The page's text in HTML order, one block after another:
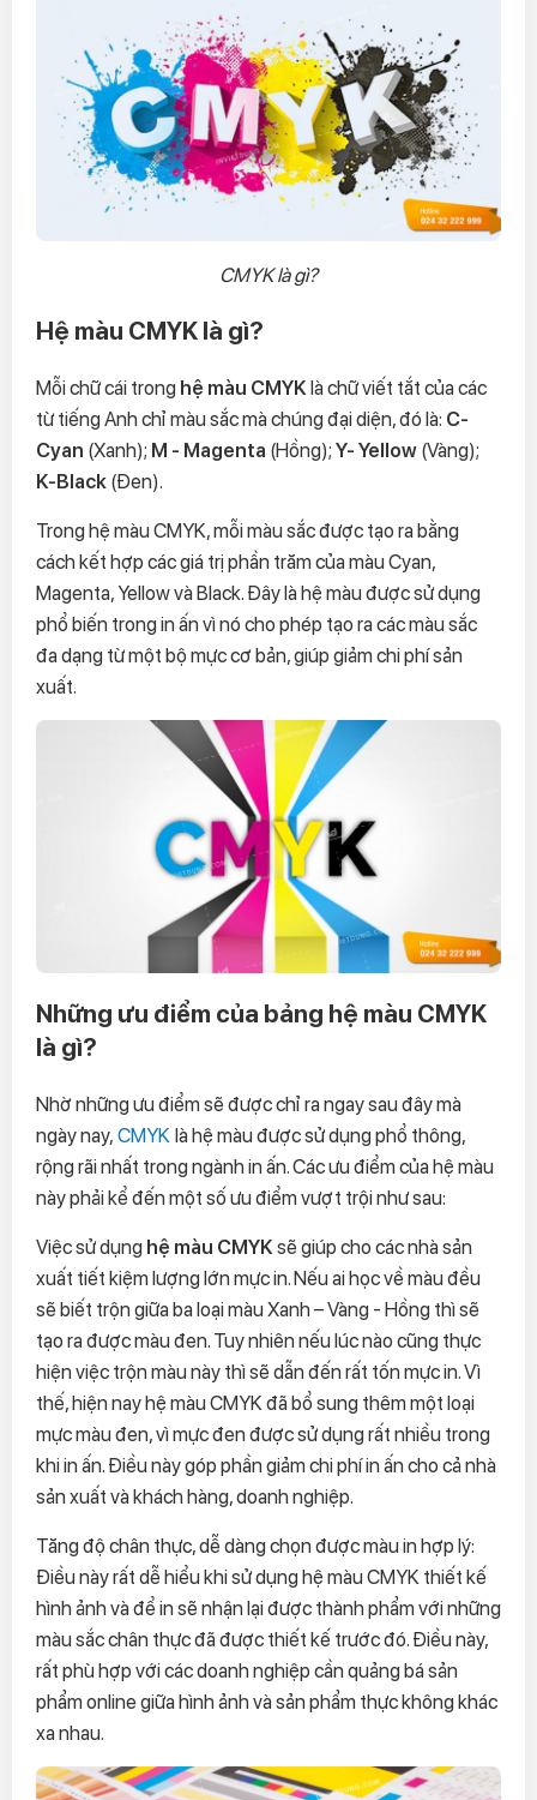
CMYK là gì?
Hệ màu CMYK là gì?
Mỗi chữ cái trong hệ màu CMYKlà chữ viết tắt của các
từ tiếng Anh chỉ màu sắc mà chúng đại diện, đó là: C-
Cyan (Xanh); M - Magenta (Hồng); Y- Yellow (Vàng);
K-Black (Đen).
Trong hệ màu CMYK, mỗi màu sắc được tạo ra bằng
cách kết hợp các giá trị phần trăm của màu Cyan,
Magenta, Yellow và Black. Đây là hệ màu được sử dụng
phổ biến trong in ấn vì nó cho phép tạo ra các màu sắc
đa dạng từ một bộ mực cơ bản, giúp giảm chi phí sản
xuất.
Những ưu điểm của bảng hệ màu CMYK
là gì?
Nhờ những ưu điểm sẽ được chỉ ra ngay sau đây mà
ngày nay, CMYK là hệ màu được sử dụng phổ thông,
rộng rãi nhất trong ngành in ấn. Các ưu điểm của hệ màu
này phải kể đến một số ưu điểm vượt trội như sau:
Việc sử dụng hệ màu CMYKsẽ giúp cho các nhà sản
xuất tiết kiệm lượng lớn mực in. Nếu ai học về màu đều
sẽ biết trộn giữa ba loại màu Xanh – Vàng - Hồng thì sẽ
tạo ra được màu đen. Tuy nhiên nếu lúc nào cũng thực
hiện việc trộn màu này thì sẽ dẫn đến rất tốn mực in. Vì
thế, hiện nay hệ màu CMYK đã bổ sung thêm một loại
mực màu đen, vì mực đen được sử dụng rất nhiều trong
khi in ấn. Điều này góp phần giảm chi phí in ấn cho cả nhà
sản xuất và khách hàng, doanh nghiệp.
Tăng độ chân thực, dễ dàng chọn được màu in hợp lý:
Điều này rất dễ hiểu khi sử dụng hệ màu CMYK thiết kế
hình ảnh và để in sẽ nhận lại được thành phẩm với những
màu sắc chân thực đã được thiết kế trước đó. Điều này,
rất phù hợp với các doanh nghiệp cần quảng bá sản
phẩm online giữa hình ảnh và sản phẩm thực không khác
xa nhau.